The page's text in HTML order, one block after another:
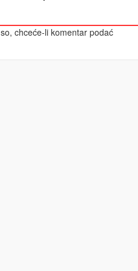
chceće-li komentar podać